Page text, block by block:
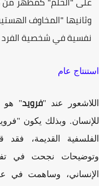
"المخاوف
في شخصية الفرد
عام
عند " فرويد" هو
وبذلك يكون
القديمة، فقد
نجحت في
وساهمت في